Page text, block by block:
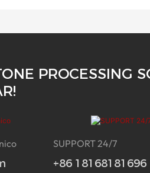
PROCESSING
SUPPORT 24/7
+86 18168181696